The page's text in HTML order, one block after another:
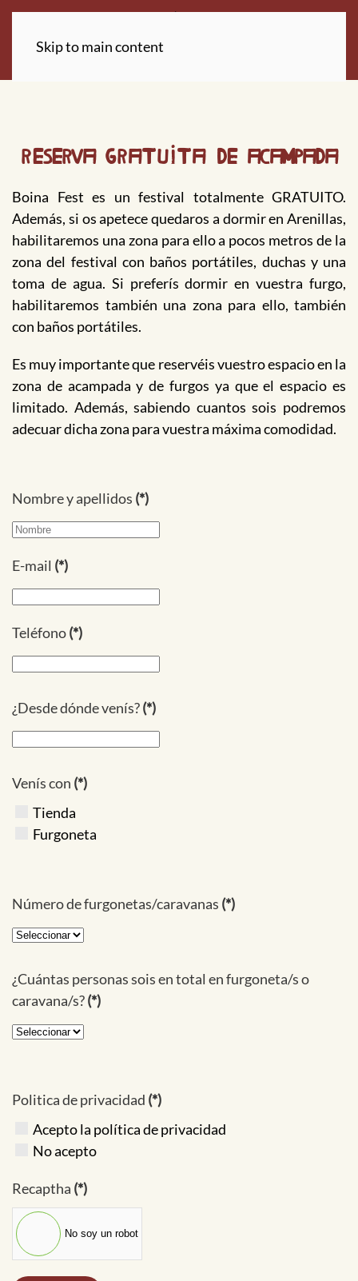
Skip to main content
Reserva GRATUITA de acampada
Boina Fest es un festival totalmente GRATUITO.
Además, si os apetece quedaros a dormir en Arenillas,
habilitaremos una zona para ello a pocos metros de la
zona del festival con baños portátiles, duchas y una
toma de agua. Si preferís dormir en vuestra furgo,
habilitaremos también una zona para ello, también
con baños portátiles.
Es muy importante que reservéis vuestro espacio en la
zona de acampada y de furgos ya que el espacio es
limitado. Además, sabiendo cuantos sois podremos
adecuar dicha zona para vuestra máxima comodidad.
Nombre y apellidos (*)
E-mail (*)
Teléfono(*)
¿Desde dónde venís?(*)
Venís con (*)
Tienda
Furgoneta
Número de furgonetas/caravanas (*)
¿Cuántas personas sois en total en furgoneta/s o
caravana/s?(*)
Politica de privacidad (*)
Acepto la política de privacidad
No acepto
Recaptha (*)
No soy un robot